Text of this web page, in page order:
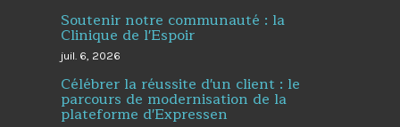
Soutenir notre communauté : la
Clinique de l'Espoir
juil. 6, 2026
Célébrer la réussite d'un client : le
parcours de modernisation de la
plateforme d'Expressen